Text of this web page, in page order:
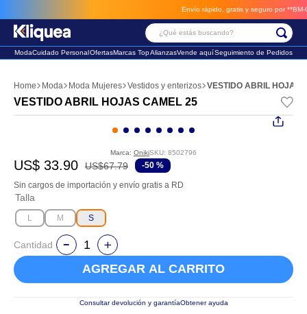
Envío rápido, gratis y seguro por **BM-
¿Qué estás buscando?
ModaCuidado PersonalOfertasMarcas TopAlianzasVende aquíSeguimiento de Pedidos
Moda Moda Mujeres Vestidos y enterizos VESTIDO ABRIL HOJAS
VESTIDO ABRIL HOJAS CAMEL 25
Marca: OnikiSKU: 8502796
US$ 33.90 US$67.79 -50 %
Sin cargos de importación y envío gratis a RD
Talla
L M S
Cantidad
AGREGAR AL CARRITO
Consultar devolución y garantíaObtener ayuda